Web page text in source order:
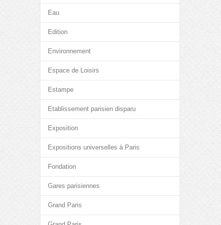
Eau
Edition
Environnement
Espace de Loisirs
Estampe
Etablissement parisien disparu
Exposition
Expositions universelles à Paris
Fondation
Gares parisiennes
Grand Paris